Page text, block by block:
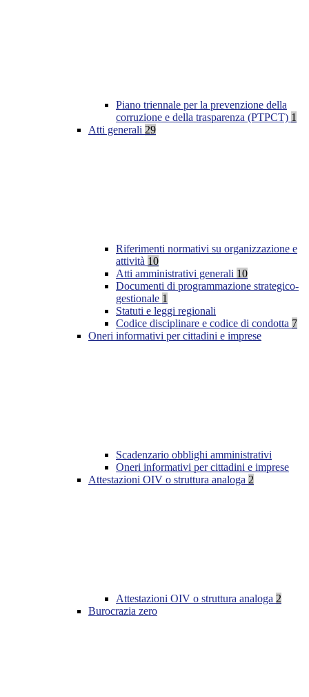
Piano triennale per la prevenzione della
corruzione e della trasparenza (PTPCT) 1
Atti generali 29
Riferimenti normativi su organizzazione e
attività 10
Atti amministrativi generali 10
Documenti di programmazione strategico-
gestionale 1
Statuti e leggi regionali
Codice disciplinare e codice di condotta 7
Oneri informativi per cittadini e imprese
Scadenzario obblighi amministrativi
Oneri informativi per cittadini e imprese
Attestazioni OIV o struttura analoga 2
Attestazioni OIV o struttura analoga 2
Burocrazia zero